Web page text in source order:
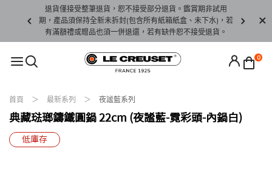
退貨僅接受整筆退貨，恕不接受部分退貨。鑑賞期非試用
期，產品須保持全新未拆封(包含所有紙箱紙盒、未下水)，若
有滿額禮或贈品也須一併退還，若有缺件恕不接受退貨。
0
首頁 最新系列 夜謐藍系列
典藏琺瑯鑄鐵圓鍋 22cm (夜謐藍-霓彩頭-內鍋白)
低庫存